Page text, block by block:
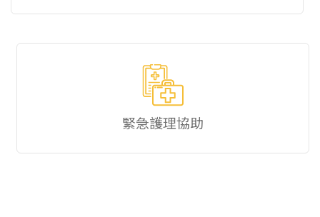
緊急護理協助